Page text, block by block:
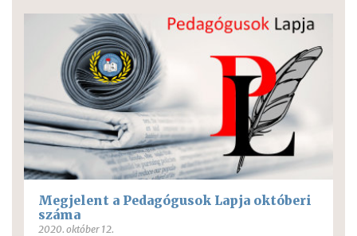
Megjelent a Pedagógusok Lapja októberi
száma
2020. október 12.